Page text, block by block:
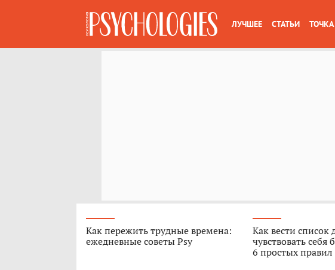
ЛУЧШЕЕ СТАТЬИ
Как пережить трудные времена:
ежедневные советы Psy
Как вести список
чувствовать себя
6 простых правил